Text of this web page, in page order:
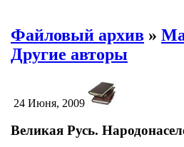
Файловый архив »
Другие авторы
24 Июня, 2009
Великая Русь.